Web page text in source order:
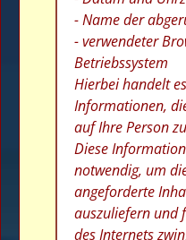
- Name der
- verwendeter
Betriebssystem
Hierbei handelt
Informationen,
auf Ihre Person
Diese
notwendig, um
angeforderte
auszuliefern und
des Internets